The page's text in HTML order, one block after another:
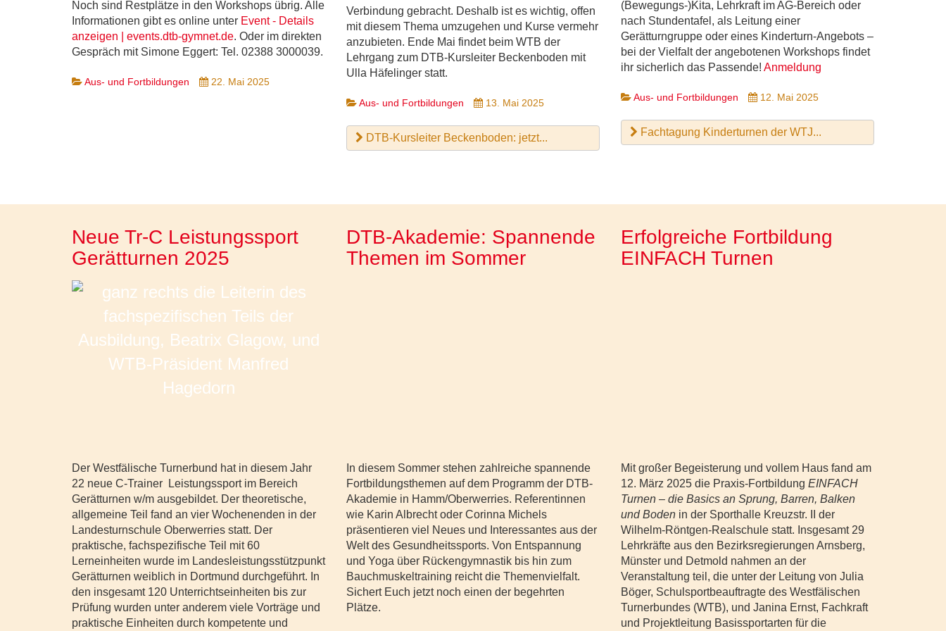
Noch sind Restplätze in den Workshops übrig. Alle
Informationen gibt es online unter Event - Details
anzeigen | events.dtb-gymnet.de. Oder im direkten
Gespräch mit Simone Eggert: Tel. 02388 3000039.
Aus- und Fortbildungen 22. Mai 2025
Verbindung gebracht. Deshalb ist es wichtig, offen
mit diesem Thema umzugehen und Kurse vermehr
anzubieten. Ende Mai findet beim WTB der
Lehrgang zum DTB-Kursleiter Beckenboden mit
Ulla Häfelinger statt.
Aus- und Fortbildungen 13. Mai 2025
DTB-Kursleiter Beckenboden: jetzt...
(Bewegungs-)Kita, Lehrkraft im AG-Bereich oder
nach Stundentafel, als Leitung einer
Gerätturngruppe oder eines Kinderturn-Angebots –
bei der Vielfalt der angebotenen Workshops findet
ihr sicherlich das Passende! Anmeldung
Aus- und Fortbildungen 12. Mai 2025
Fachtagung Kinderturnen der WTJ...
Neue Tr-C Leistungssport
Gerätturnen 2025
Der Westfälische Turnerbund hat in diesem Jahr
22 neue C-Trainer Leistungssport im Bereich
Gerätturnen w/m ausgebildet. Der theoretische,
allgemeine Teil fand an vier Wochenenden in der
Landesturnschule Oberwerries statt. Der
praktische, fachspezifische Teil mit 60
Lerneinheiten wurde im Landesleistungsstützpunkt
Gerätturnen weiblich in Dortmund durchgeführt. In
den insgesamt 120 Unterrichtseinheiten bis zur
Prüfung wurden unter anderem viele Vorträge und
praktische Einheiten durch kompetente und
DTB-Akademie: Spannende
Themen im Sommer
In diesem Sommer stehen zahlreiche spannende
Fortbildungsthemen auf dem Programm der DTB-
Akademie in Hamm/Oberwerries. Referentinnen
wie Karin Albrecht oder Corinna Michels
präsentieren viel Neues und Interessantes aus der
Welt des Gesundheitssports. Von Entspannung
und Yoga über Rückengymnastik bis hin zum
Bauchmuskeltraining reicht die Themenvielfalt.
Sichert Euch jetzt noch einen der begehrten
Plätze.
Erfolgreiche Fortbildung
EINFACH Turnen
Mit großer Begeisterung und vollem Haus fand am
12. März 2025 die Praxis-Fortbildung EINFACH
Turnen – die Basics an Sprung, Barren, Balken
und Boden in der Sporthalle Kreuzstr. II der
Wilhelm-Röntgen-Realschule statt. Insgesamt 29
Lehrkräfte aus den Bezirksregierungen Arnsberg,
Münster und Detmold nahmen an der
Veranstaltung teil, die unter der Leitung von Julia
Böger, Schulsportbeauftragte des Westfälischen
Turnerbundes (WTB), und Janina Ernst, Fachkraft
und Projektleitung Basissportarten für die